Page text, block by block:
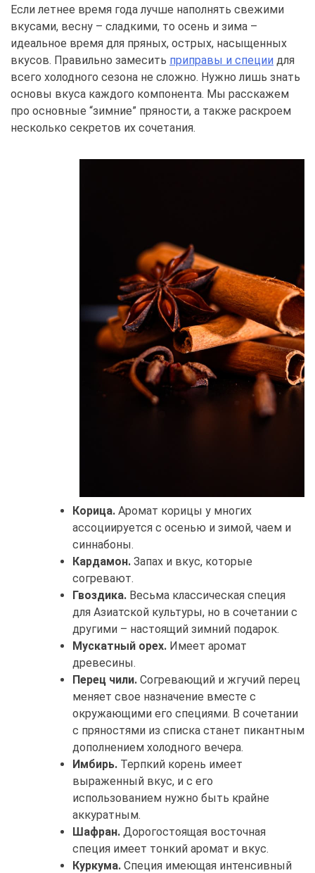
Если летнее время года лучше наполнять свежими
вкусами, весну – сладкими, то осень и зима –
идеальное время для пряных, острых, насыщенных
вкусов. Правильно замесить приправы и специи для
всего холодного сезона не сложно. Нужно лишь знать
основы вкуса каждого компонента. Мы расскажем
про основные “зимние” пряности, а также раскроем
несколько секретов их сочетания.
Корица. Аромат корицы у многих
ассоциируется с осенью и зимой, чаем и
синнабоны.
Кардамон. Запах и вкус, которые
согревают.
Гвоздика. Весьма классическая специя
для Азиатской культуры, но в сочетании с
другими – настоящий зимний подарок.
Мускатный орех. Имеет аромат
древесины.
Перец чили. Согревающий и жгучий перец
меняет свое назначение вместе с
окружающими его специями. В сочетании
с пряностями из списка станет пикантным
дополнением холодного вечера.
Имбирь. Терпкий корень имеет
выраженный вкус, и с его
использованием нужно быть крайне
аккуратным.
Шафран. Дорогостоящая восточная
специя имеет тонкий аромат и вкус.
Куркума. Специя имеющая интенсивный